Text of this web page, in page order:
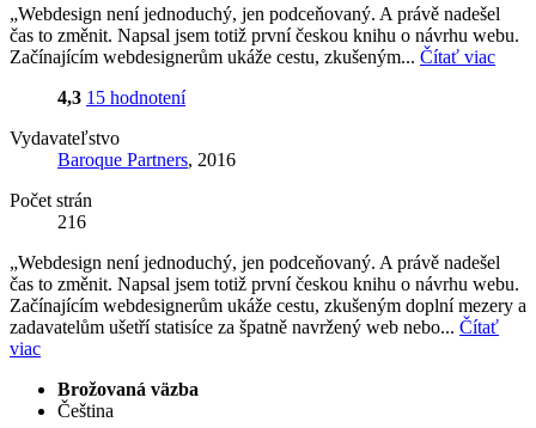
„Webdesign není jednoduchý, jen podceňovaný. A právě nadešel
čas to změnit. Napsal jsem totiž první českou knihu o návrhu webu.
Začínajícím webdesignerům ukáže cestu, zkušeným... Čítať viac
4,3 15 hodnotení
Vydavateľstvo
Baroque Partners, 2016
Počet strán
216
„Webdesign není jednoduchý, jen podceňovaný. A právě nadešel
čas to změnit. Napsal jsem totiž první českou knihu o návrhu webu.
Začínajícím webdesignerům ukáže cestu, zkušeným doplní mezery a
zadavatelům ušetří statisíce za špatně navržený web nebo... Čítať
viac
Brožovaná väzba
Čeština